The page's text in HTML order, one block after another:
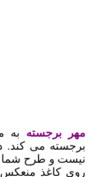
مهر برجسته
به
برجسته می کند.
نیست و طرح شما
روی کاغذ منعکس